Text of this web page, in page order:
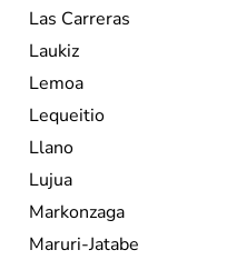
Las Carreras
Laukiz
Lemoa
Lequeitio
Llano
Lujua
Markonzaga
Maruri-Jatabe